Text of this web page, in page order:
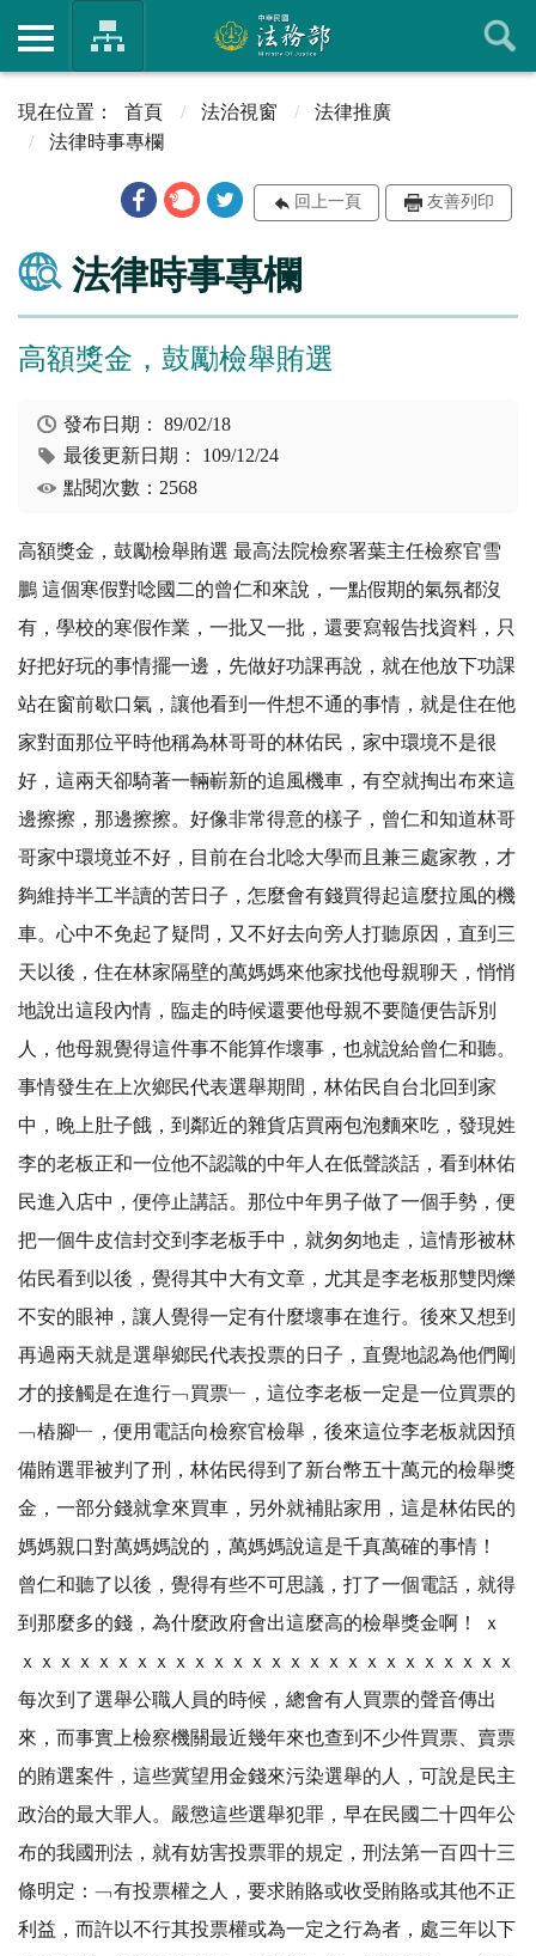
首頁 法治視窗
法律推廣
法律時事專欄
回上一頁 友善列印
法律時事專欄
高額獎金，鼓勵檢舉賄選
發布日期：89/02/18
最後更新日期： 109/12/24
點閱次數：2568
高額獎金，鼓勵檢舉賄選 最高法院檢察署葉主任檢察官雪
鵬 這個寒假對唸國二的曾仁和來說，一點假期的氣氛都沒
有，學校的寒假作業，一批又一批，還要寫報告找資料，只
好把好玩的事情擺一邊，先做好功課再說，就在他放下功課
站在窗前歇口氣，讓他看到一件想不通的事情，就是住在他
家對面那位平時他稱為林哥哥的林佑民，家中環境不是很
好，這兩天卻騎著一輛嶄新的追風機車，有空就掏出布來這
邊擦擦，那邊擦擦。好像非常得意的樣子，曾仁和知道林哥
哥家中環境並不好，目前在台北唸大學而且兼三處家教，才
夠維持半工半讀的苦日子，怎麼會有錢買得起這麼拉風的機
車。心中不免起了疑問，又不好去向旁人打聽原因，直到三
天以後，住在林家隔壁的萬媽媽來他家找他母親聊天，悄悄
地說出這段內情，臨走的時候還要他母親不要隨便告訴別
人，他母親覺得這件事不能算作壞事，也就說給曾仁和聽。
事情發生在上次鄉民代表選舉期間，林佑民自台北回到家
中，晚上肚子餓，到鄰近的雜貨店買兩包泡麵來吃，發現姓
李的老板正和一位他不認識的中年人在低聲談話，看到林佑
民進入店中，便停止講話。那位中年男子做了一個手勢，便
把一個牛皮信封交到李老板手中，就匆匆地走，這情形被林
佑民看到以後，覺得其中大有文章，尤其是李老板那雙閃爍
不安的眼神，讓人覺得一定有什麼壞事在進行。後來又想到
再過兩天就是選舉鄉民代表投票的日子，直覺地認為他們剛
才的接觸是在進行﹁買票﹂，這位李老板一定是一位買票的
﹁樁腳﹂，便用電話向檢察官檢舉，後來這位李老板就因預
備賄選罪被判了刑，林佑民得到了新台幣五十萬元的檢舉獎
金，一部分錢就拿來買車，另外就補貼家用，這是林佑民的
媽媽親口對萬媽媽說的，萬媽媽說這是千真萬確的事情！
曾仁和聽了以後，覺得有些不可思議，打了一個電話，就得
到那麼多的錢，為什麼政府會出這麼高的檢舉獎金啊！ ｘ
ｘｘｘｘｘｘｘｘｘｘｘｘｘｘｘｘｘｘｘｘｘｘｘｘｘｘ
每次到了選舉公職人員的時候，總會有人買票的聲音傳出
來，而事實上檢察機關最近幾年來也查到不少件買票、賣票
的賄選案件，這些冀望用金錢來污染選舉的人，可說是民主
政治的最大罪人。嚴懲這些選舉犯罪，早在民國二十四年公
布的我國刑法，就有妨害投票罪的規定，刑法第一百四十三
條明定：﹁有投票權之人，要求賄賂或收受賄賂或其他不正
利益，而許以不行其投票權或為一定之行為者，處三年以下